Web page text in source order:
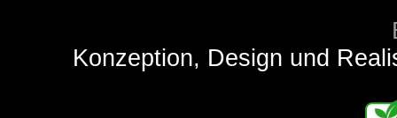
Konzeption, Design und